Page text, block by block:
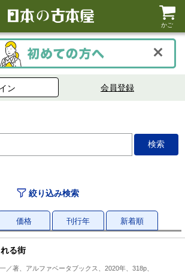
かご
ン 会員登録
絞り込み検索
価格 刊行年 新着順
る街
／著、アルファベータブックス、2020年、318p、